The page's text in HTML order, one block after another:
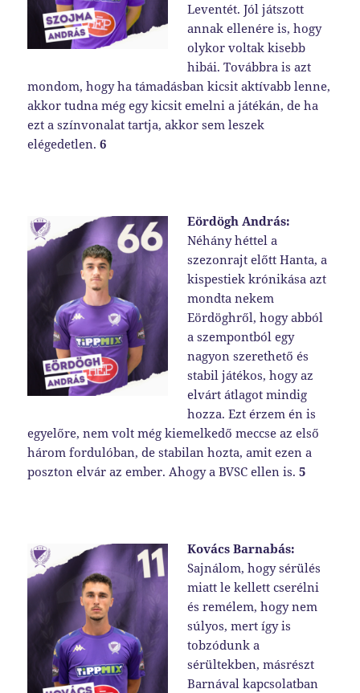
Leventét. Jól játszott
annak ellenére is, hogy
olykor voltak kisebb
hibái. Továbbra is azt
mondom, hogy ha támadásban kicsit aktívabb lenne,
akkor tudna még egy kicsit emelni a játékán, de ha
ezt a színvonalat tartja, akkor sem leszek
elégedetlen.6
Eördögh András:
Néhány héttel a
szezonrajt előtt Hanta, a
kispestiek krónikása azt
mondta nekem
Eördöghről, hogy abból
a szempontból egy
nagyon szerethető és
stabil játékos, hogy az
elvárt átlagot mindig
hozza. Ezt érzem én is
egyelőre, nem volt még kiemelkedő meccse az első
három fordulóban, de stabilan hozta, amit ezen a
poszton elvár az ember. Ahogy a BVSC ellen is.5
Kovács Barnabás:
Sajnálom, hogy sérülés
miatt le kellett cserélni
és remélem, hogy nem
súlyos, mert így is
tobzódunk a
sérültekben, másrészt
Barnával kapcsolatban